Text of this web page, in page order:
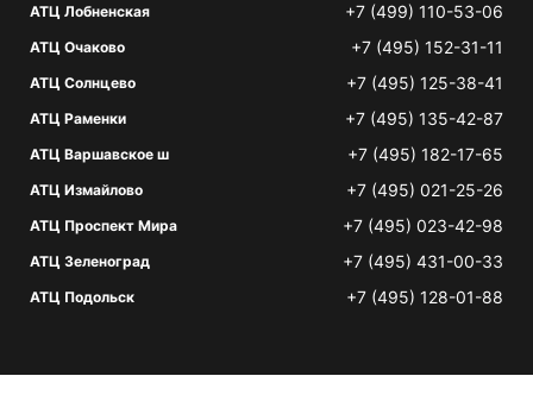
АТЦ Лобненская +7 (499) 110-53-06
АТЦ Очаково +7 (495) 152-31-11
АТЦ Солнцево +7 (495) 125-38-41
АТЦ Раменки +7 (495) 135-42-87
АТЦ Варшавское ш +7 (495) 182-17-65
АТЦ Измайлово +7 (495) 021-25-26
АТЦ Проспект Мира +7 (495) 023-42-98
АТЦ Зеленоград +7 (495) 431-00-33
АТЦ Подольск +7 (495) 128-01-88